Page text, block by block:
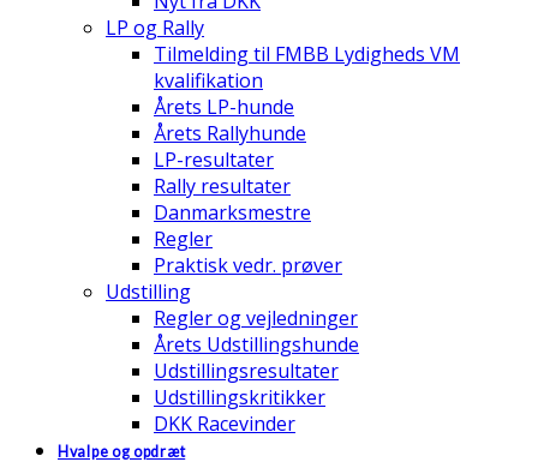
LP og Rally
Tilmelding til FMBB Lydigheds VM
kvalifikation
Årets LP-hunde
Årets Rallyhunde
LP-resultater
Rally resultater
Danmarksmestre
Regler
Praktisk vedr. prøver
Udstilling
Regler og vejledninger
Årets Udstillingshunde
Udstillingsresultater
Udstillingskritikker
DKK Racevinder
Hvalpe og opdræt